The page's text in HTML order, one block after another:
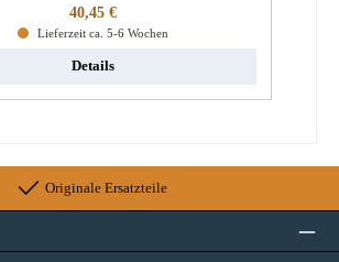
Regulärer Preis:
40,45 €
Lieferzeit ca. 5-6 Wochen
Details
Originale Ersatzteile